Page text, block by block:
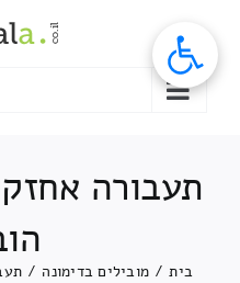
תעבורה
בית / מובילים בדימונה /